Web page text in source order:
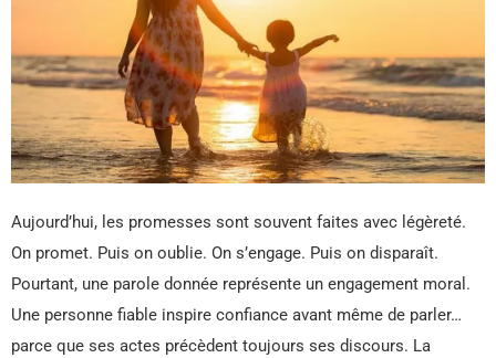
Aujourd’hui, les promesses sont souvent faites avec légèreté.
On promet. Puis on oublie. On s’engage. Puis on disparaît.
Pourtant, une parole donnée représente un engagement moral.
Une personne fiable inspire confiance avant même de parler…
parce que ses actes précèdent toujours ses discours. La